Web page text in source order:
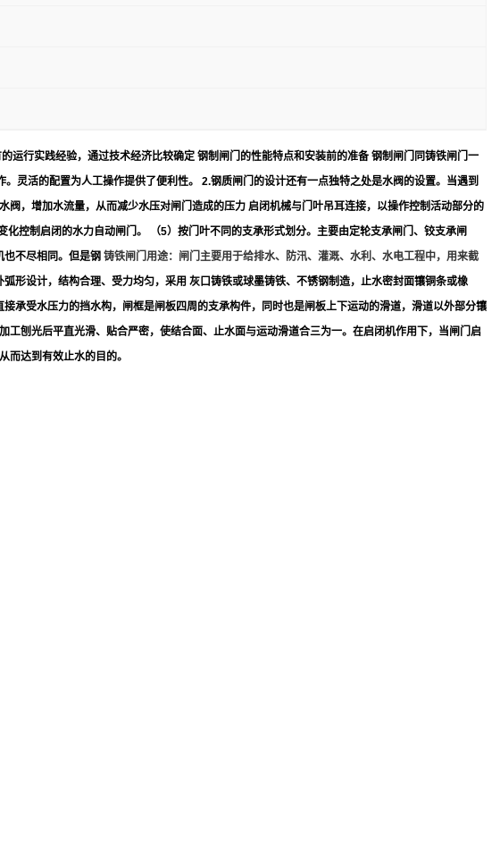
行实践经验，通过技术经济比较确定 钢制闸门的性能特点和安装前的准备 钢制闸门同铸铁闸门一
灵活的配置为人工操作提供了便利性。 2.钢质闸门的设计还有一点独特之处是水阀的设置。当遇到
，增加水流量，从而减少水压对闸门造成的压力 启闭机械与门叶吊耳连接，以操作控制活动部分的
控制启闭的水力自动闸门。 （5）按门叶不同的支承形式划分。主要由定轮支承闸门、铰支承闸
也不尽相同。但是钢 铸铁闸门用途：闸门主要用于给排水、防汛、灌溉、水利、水电工程中，用来截
形设计，结构合理、受力均匀，采用 灰口铸铁或球墨铸铁、不锈钢制造，止水密封面镶铜条或橡
承受水压力的挡水构，闸框是闸板四周的支承构件，同时也是闸板上下运动的滑道，滑道以外部分镶
刨光后平直光滑、贴合严密，使结合面、止水面与运动滑道合三为一。在启闭机作用下，当闸门启
而达到有效止水的目的。